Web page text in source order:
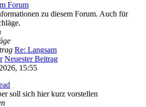
Forum
zu diesem Forum. Auch für
Re: Langsam
Neuester Beitrag
15:55
soll sich hier kurz vorstellen